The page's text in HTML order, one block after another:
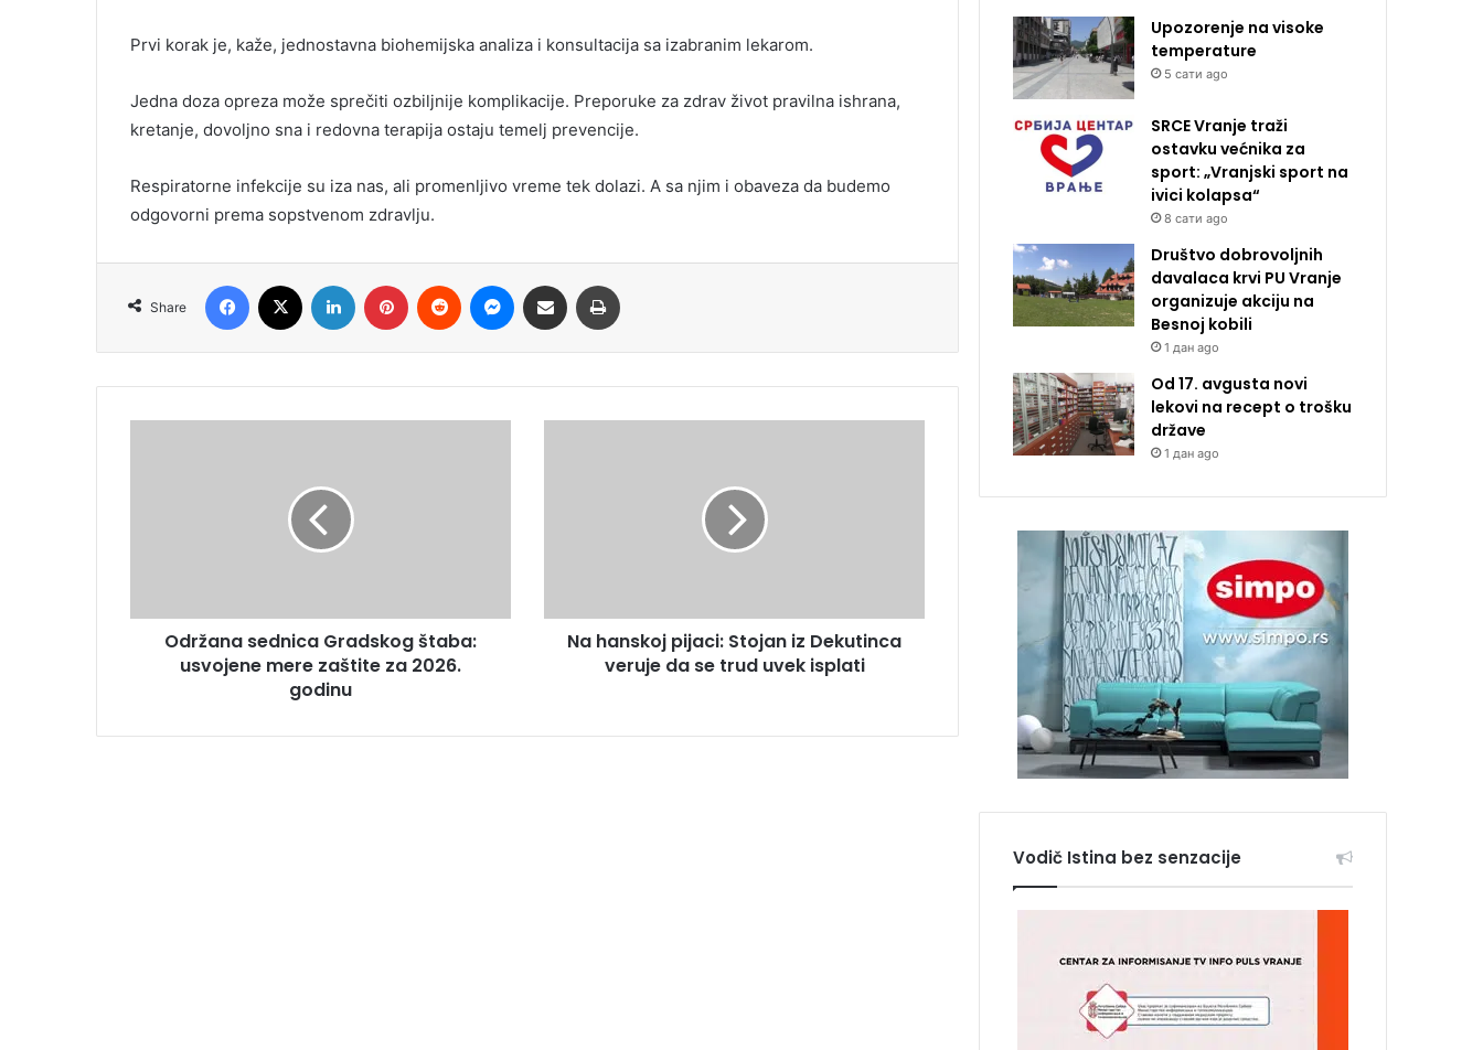
Prvi korak je, kaže, jednostavna biohemijska analiza i konsultacija sa izabranim lekarom.
Jedna doza opreza može sprečiti ozbiljnije komplikacije. Preporuke za zdrav život pravilna ishrana,
kretanje, dovoljno sna i redovna terapija ostaju temelj prevencije.
Respiratorne infekcije su iza nas, ali promenljivo vreme tek dolazi. A sa njim i obaveza da budemo
odgovorni prema sopstvenom zdravlju.
Share
Facebook LinkedIn Pinterest Reddit Messenger
Share via Email
Održana sednica Gradskog štaba:
usvojene mere zaštite za 2026.
godinu
Na hanskoj pijaci: Stojan iz Dekutinca
veruje da se trud uvek isplati
Upozorenje na visoke
temperature
5 сати ago
SRCE Vranje traži
ostavku većnika za
sport: „Vranjski sport na
ivici kolapsa“
8 сати ago
Društvo dobrovoljnih
davalaca krvi PU Vranje
organizuje akciju na
Besnoj kobili
1 дан ago
Od 17. avgusta novi
lekovi na recept o trošku
države
1 дан ago
Vodič Istina bez senzacije